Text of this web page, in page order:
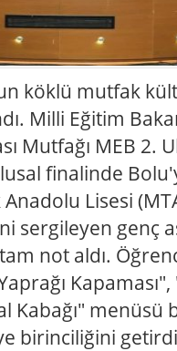
köklü mutfak
Milli Eğitim
Mutfağı MEB 2.
ulusal finalinde
Lisesi
sergileyen genç
not aldı.
Kabağı"
birinciliğini